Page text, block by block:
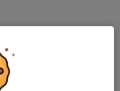
Ta med henne – ju fler